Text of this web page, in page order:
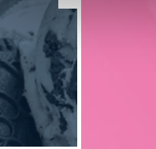
Verpackungstechnik
Maschinenbau
Brauwesen
Elektrotechnik